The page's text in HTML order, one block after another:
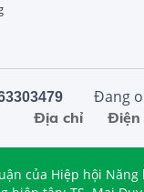
Đang
Điện
Địa chỉ
của Hiệp hội Năng